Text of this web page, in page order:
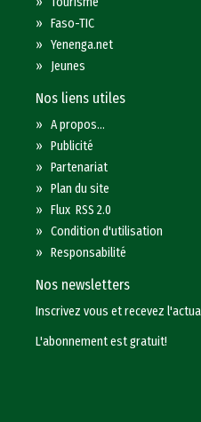
»Faso-TIC
»Yenenga.net
» Jeunes
Nos liens utiles
»A propos...
»Publicité
»Partenariat
»Plan du site
»Flux RSS 2.0
»Condition d'utilisation
»Responsabilité
Nos newsletters
Inscrivez vous et recevez
L'abonnement est gratuit!